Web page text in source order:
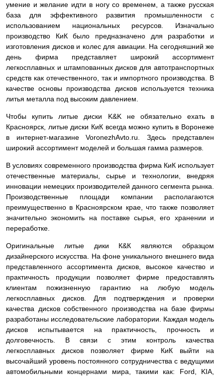
умение и желание идти в ногу со временем, а также русская
база для эффективного развития промышленности с
использованием национальных ресурсов. Изначально
производство КиК было предназначено для разработки и
изготовления дисков и колес для авиации. На сегодняшний же
день фирма представляет широкий ассортимент
легкосплавных и штампованных дисков для автотранспортных
средств как отечественного, так и импортного производства. В
качестве основы производства дисков используется техника
литья металла под высоким давлением.
Чтобы купить литые диски K&K не обязательно ехать в
Красноярск, литые диски КиК всегда можно купить в Воронеже
в интернет-магазине VoronezhAvto.ru. Здесь представлен
широкий ассортимент моделей и большая гамма размеров.
В условиях современного производства фирма КиК использует
отечественные материалы, сырье и технологии, внедряя
инновации немецких производителей данного сегмента рынка.
Производственные площади компании располагаются
преимущественно в Красноярском крае, что также позволяет
значительно экономить на поставке сырья, его хранении и
переработке.
Оригинальные литые дики К&К являются образцом
дизайнерского искусства. На фоне уникального внешнего вида
представленного ассортимента дисков, высокое качество и
практичность продукции позволяет фирме предоставлять
клиентам пожизненную гарантию на любую модель
легкосплавных дисков. Для подтверждения и проверки
качества дисков собственного производства на базе фирмы
разработаны исследовательские лаборатории. Каждая модель
дисков испытывается на практичность, прочность и
долговечность. В связи с этим контроль качества
легкосплавных дисков позволяет фирме КиК выйти на
высочайший уровень постоянного сотрудничества с ведущими
автомобильными концернами мира, такими как: Ford, KIA,